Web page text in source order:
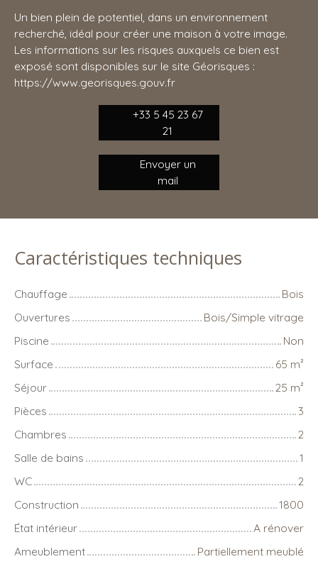
Un bien plein de potentiel, dans un environnement
recherché, idéal pour créer une maison à votre image.
Les informations sur les risques auxquels ce bien est
exposé sont disponibles sur le site Géorisques :
https://www.georisques.gouv.fr
+33 5 45 23 67
21
Envoyer un
mail
Caractéristiques techniques
Chauffage
Bois
Ouvertures
Bois/Simple vitrage
Piscine
Non
Surface
65 m²
Séjour
25 m²
Pièces
3
Chambres
2
Salle de bains
1
WC
2
Construction
1800
État intérieur
A rénover
Ameublement
Partiellement meublé